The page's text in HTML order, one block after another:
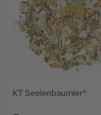
KT Seelenbaumler®